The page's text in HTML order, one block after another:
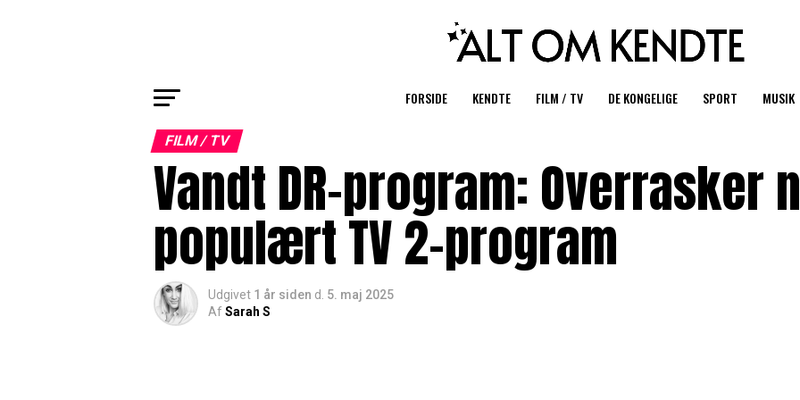
FORSIDE KENDTE FILM / TV DE KONGELIGE SPORT MUSIK
FILM / TV
Vandt DR-program: Overrasker
populært TV 2-program
Udgivet 1 år siden d. 5. maj 2025
AfSarah S